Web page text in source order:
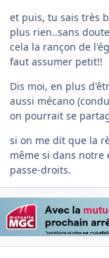
et puis, tu sais très
plus rien..sans
cela la rançon de
faut assumer petit!!
Dis moi, en plus
aussi mécano
on pourrait se
si on me dit que la
même si dans notre
passe-droits.